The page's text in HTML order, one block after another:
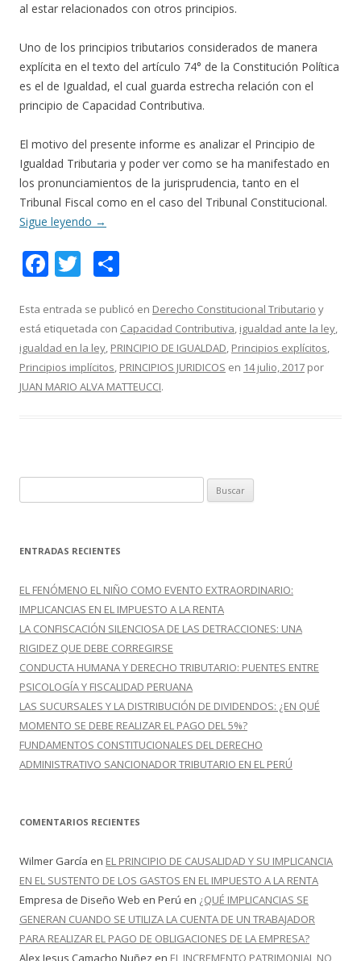
al estar relacionados con otros principios.
Uno de los principios tributarios considerados de manera
explícita en el texto del artículo 74° de la Constitución Política
es el de Igualdad, el cual guarda estrecha relación con el
principio de Capacidad Contributiva.
El motivo del presente informe es analizar el Principio de
Igualdad Tributaria y poder ver como se ha manifestado en
los pronunciamientos de la jurisprudencia, tanto en el
Tribunal Fiscal como en el caso del Tribunal Constitucional.
Sigue leyendo →
F
e
b
o
o
T
itt
er
m
p
ar
ti
Esta entrada se publicó en Derecho Constitucional Tributario y
está etiquetada con Capacidad Contributiva, igualdad ante la ley,
igualdad en la ley, PRINCIPIO DE IGUALDAD, Principios explícitos,
Principios implícitos, PRINCIPIOS JURIDICOS en 14 julio, 2017 por
JUAN MARIO ALVA MATTEUCCI.
u
c
r
:
ENTRADAS RECIENTES
EL FENÓMENO EL NIÑO COMO EVENTO EXTRAORDINARIO:
IMPLICANCIAS EN EL IMPUESTO A LA RENTA
LA CONFISCACIÓN SILENCIOSA DE LAS DETRACCIONES: UNA
RIGIDEZ QUE DEBE CORREGIRSE
CONDUCTA HUMANA Y DERECHO TRIBUTARIO: PUENTES ENTRE
PSICOLOGÍA Y FISCALIDAD PERUANA
LAS SUCURSALES Y LA DISTRIBUCIÓN DE DIVIDENDOS: ¿EN QUÉ
MOMENTO SE DEBE REALIZAR EL PAGO DEL 5%?
FUNDAMENTOS CONSTITUCIONALES DEL DERECHO
ADMINISTRATIVO SANCIONADOR TRIBUTARIO EN EL PERÚ
COMENTARIOS RECIENTES
Wilmer García en EL PRINCIPIO DE CAUSALIDAD Y SU IMPLICANCIA
EN EL SUSTENTO DE LOS GASTOS EN EL IMPUESTO A LA RENTA
Empresa de Diseño Web en Perú en ¿QUÉ IMPLICANCIAS SE
GENERAN CUANDO SE UTILIZA LA CUENTA DE UN TRABAJADOR
PARA REALIZAR EL PAGO DE OBLIGACIONES DE LA EMPRESA?
Alex Jesus Camacho Nuñez en EL INCREMENTO PATRIMONIAL NO